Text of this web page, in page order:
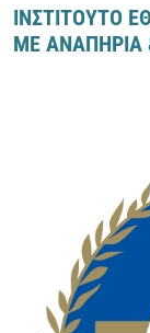
ΙΝΣΤΙΤΟΥΤΟ
ΜΕ ΑΝΑΠΗΡΙΑ